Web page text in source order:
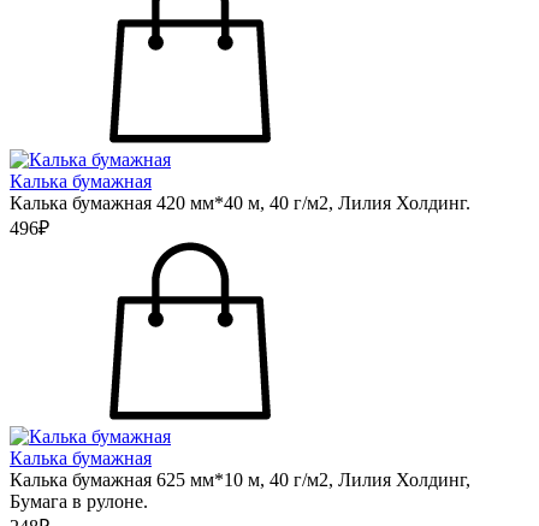
Калька бумажная
Калька бумажная 420 мм*40 м, 40 г/м2, Лилия Холдинг.
496₽
Калька бумажная
Калька бумажная 625 мм*10 м, 40 г/м2, Лилия Холдинг,
Бумага в рулоне.